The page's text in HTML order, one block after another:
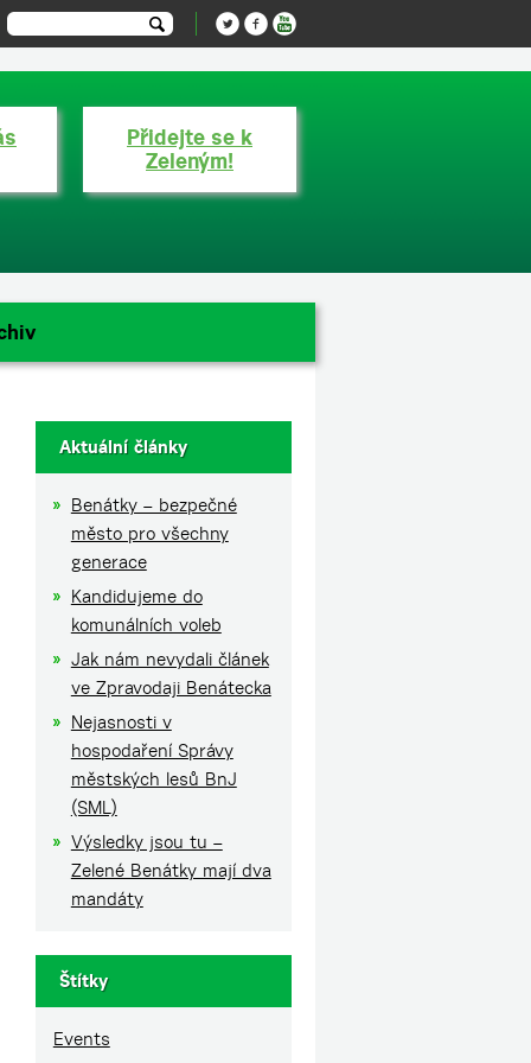
Přidejte se k
Zeleným!
Aktuální články
Benátky – bezpečné
město pro všechny
generace
Kandidujeme do
komunálních voleb
Jak nám nevydali článek
ve Zpravodaji Benátecka
Nejasnosti v
hospodaření Správy
městských lesů BnJ
(SML)
Výsledky jsou tu –
Zelené Benátky mají dva
mandáty
Štítky
Events